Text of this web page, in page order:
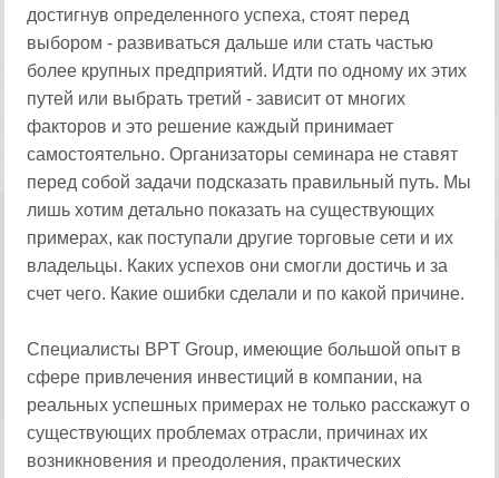
достигнув определенного успеха, стоят перед
выбором - развиваться дальше или стать частью
более крупных предприятий. Идти по одному их этих
путей или выбрать третий - зависит от многих
факторов и это решение каждый принимает
самостоятельно. Организаторы семинара не ставят
перед собой задачи подсказать правильный путь. Мы
лишь хотим детально показать на существующих
примерах, как поступали другие торговые сети и их
владельцы. Каких успехов они смогли достичь и за
счет чего. Какие ошибки сделали и по какой причине.
Специалисты BPT Group, имеющие большой опыт в
сфере привлечения инвестиций в компании, на
реальных успешных примерах не только расскажут о
существующих проблемах отрасли, причинах их
возникновения и преодоления, практических